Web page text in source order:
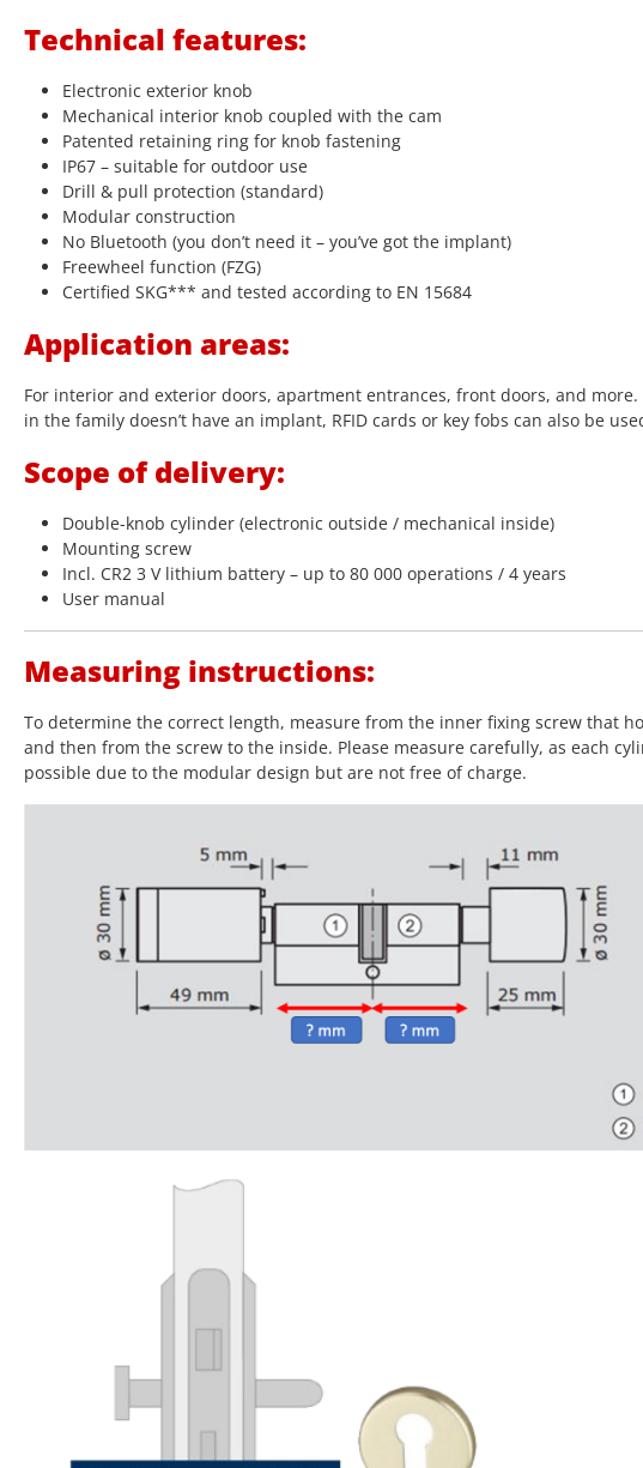
Technical features:
Electronic exterior knob
Mechanical interior knob coupled with the cam
Patented retaining ring for knob fastening
IP67 – suitable for outdoor use
Drill & pull protection (standard)
Modular construction
No Bluetooth (you don’t need it – you’ve got the implant)
Freewheel function (FZG)
Certified SKG*** and tested according to EN 15684
Application areas:
For interior and exterior doors, apartment entrances, front doors, and
in the family doesn’t have an implant, RFID cards or key fobs can also be
Scope of delivery:
Double-knob cylinder (electronic outside / mechanical inside)
Mounting screw
Incl. CR2 3 V lithium battery – up to 80 000 operations / 4 years
User manual
Measuring instructions:
To determine the correct length, measure from the inner fixing screw that
and then from the screw to the inside. Please measure carefully, as each
possible due to the modular design but are not free of charge.